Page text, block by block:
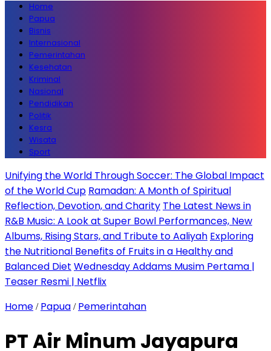
Home
Papua
Bisnis
Internasional
Pemerintahan
Kesehatan
Kriminal
Nasional
Pendidikan
Politik
Kesra
Wisata
Sport
Unifying the World Through Soccer: The Global Impact
of the World Cup Ramadan: A Month of Spiritual
Reflection, Devotion, and Charity The Latest News in
R&B Music: A Look at Super Bowl Performances, New
Albums, Rising Stars, and Tribute to Aaliyah Exploring
the Nutritional Benefits of Fruits in a Healthy and
Balanced Diet Wednesday Addams Musim Pertama |
Teaser Resmi | Netflix
Home / Papua / Pemerintahan
PT Air Minum Jayapura